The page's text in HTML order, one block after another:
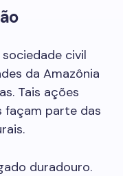
civil
da Amazônia
Tais ações
façam parte das
duradouro.